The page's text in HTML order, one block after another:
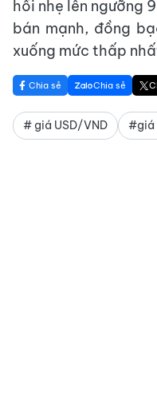
hồi nhẹ lên ngưỡng
bán mạnh, đồng
xuống mức thấp
Chia sẻ Chia sẻ
# giá USD/VND #giá